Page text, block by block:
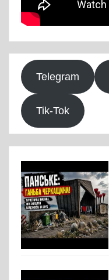
Telegram
Tik-Tok